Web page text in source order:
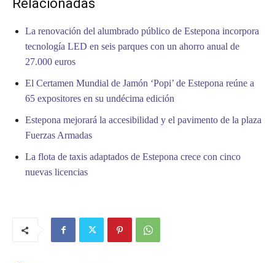
Relacionadas
La renovación del alumbrado público de Estepona incorpora
tecnología LED en seis parques con un ahorro anual de
27.000 euros
El Certamen Mundial de Jamón ‘Popi’ de Estepona reúne a
65 expositores en su undécima edición
Estepona mejorará la accesibilidad y el pavimento de la plaza
Fuerzas Armadas
La flota de taxis adaptados de Estepona crece con cinco
nuevas licencias